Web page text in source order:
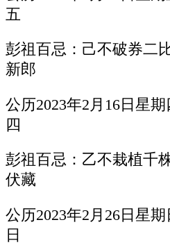
五
彭祖百忌：己不破券二
新郎
公历2023年2月16日星
四
彭祖百忌：乙不栽植千
伏藏
公历2023年2月26日星
日